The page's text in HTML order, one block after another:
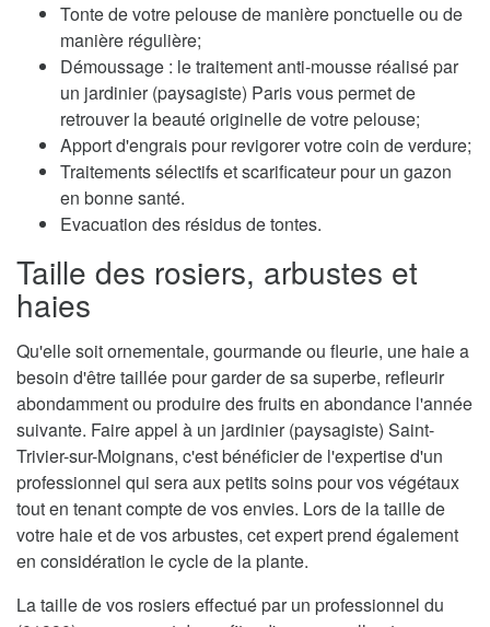
Tonte de votre pelouse de manière ponctuelle ou de
manière régulière;
Démoussage : le traitement anti-mousse réalisé par
un jardinier (paysagiste) Paris vous permet de
retrouver la beauté originelle de votre pelouse;
Apport d'engrais pour revigorer votre coin de verdure;
Traitements sélectifs et scarificateur pour un gazon
en bonne santé.
Evacuation des résidus de tontes.
Taille des rosiers, arbustes et
haies
Qu'elle soit ornementale, gourmande ou fleurie, une haie a
besoin d'être taillée pour garder de sa superbe, refleurir
abondamment ou produire des fruits en abondance l'année
suivante. Faire appel à un jardinier (paysagiste) Saint-
Trivier-sur-Moignans, c'est bénéficier de l'expertise d'un
professionnel qui sera aux petits soins pour vos végétaux
tout en tenant compte de vos envies. Lors de la taille de
votre haie et de vos arbustes, cet expert prend également
en considération le cycle de la plante.
La taille de vos rosiers effectué par un professionnel du